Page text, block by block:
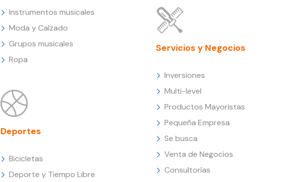
Instrumentos musicales
Moda y Calzado
Grupos musicales
Ropa
Deportes
Bicicletas
Deporte y Tiempo Libre
Servicios y Negocios
Inversiones
Multi-level
Productos Mayoristas
Pequeña Empresa
Se busca
Venta de Negocios
Consultorías